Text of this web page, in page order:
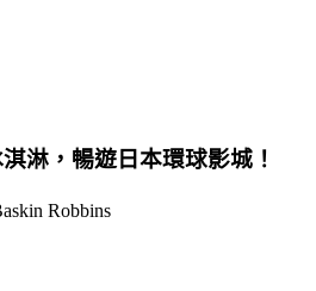
淋，暢遊日本環球影城！
Robbins